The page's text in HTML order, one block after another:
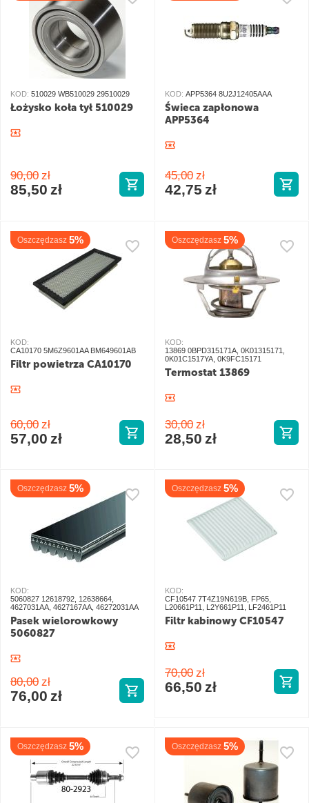
KOD: 510029 WB510029 29510029
Łożysko koła tył 510029
90,00 zł
85,50 zł
KOD: APP5364 8U2J12405AAA
Świeca zapłonowa
APP5364
45,00 zł
42,75 zł
Oszczędzasz 5%
KOD:
CA10170 5M6Z9601AA BM649601AB
Filtr powietrza CA10170
60,00 zł
57,00 zł
Oszczędzasz 5%
KOD:
13869 0BPD315171A, 0K01315171,
0K01C1517YA, 0K9FC15171
Termostat 13869
30,00 zł
28,50 zł
Oszczędzasz 5%
KOD:
5060827 12618792, 12638664,
4627031AA, 4627167AA, 46272031AA
Pasek wielorowkowy
5060827
80,00 zł
76,00 zł
Oszczędzasz 5%
KOD:
CF10547 7T4Z19N619B, FP65,
L20661P11, L2Y661P11, LF2461P11
Filtr kabinowy CF10547
70,00 zł
66,50 zł
Oszczędzasz 5% Oszczędzasz 5%